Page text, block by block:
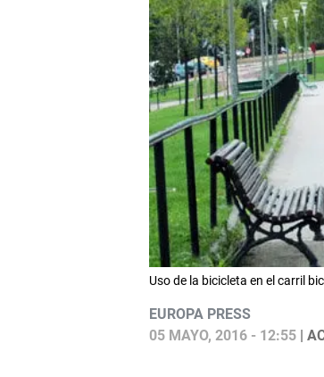
Uso de la bicicleta en el carril
EUROPA PRESS
05 MAYO, 2016 - 12:55|